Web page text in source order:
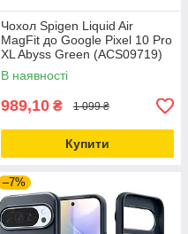
Чохол Spigen Liquid Air
MagFit до Google Pixel 10 Pro
XL Abyss Green (ACS09719)
В наявності
989,10 ₴ 1 099 ₴
Купити
–7%